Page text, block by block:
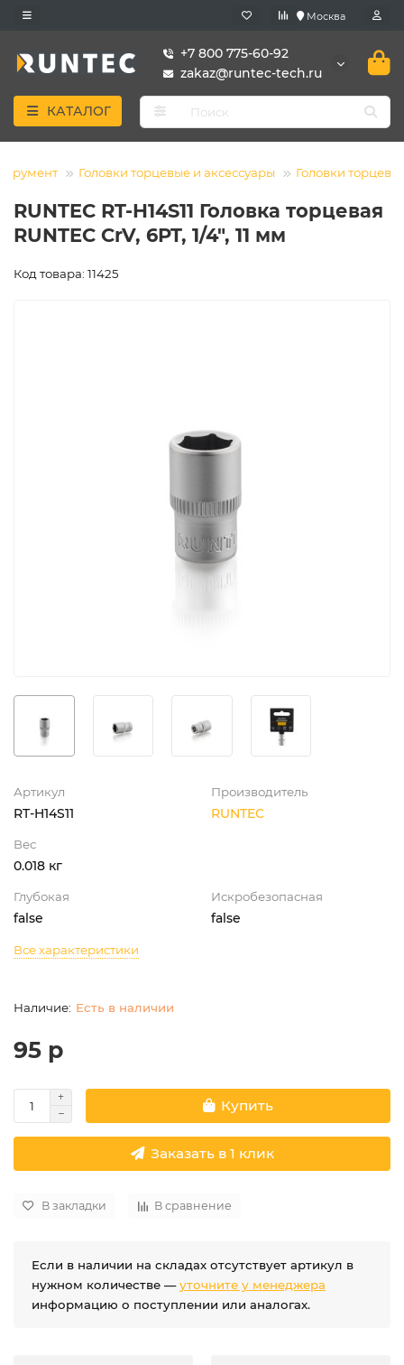
Москва
+7 800 775-60-92
zakaz@runtec-tech.ru
КАТАЛОГ
Головки торцевые и аксессуары Головки
RUNTEC RT-H14S11 Головка торцевая
RUNTEC CrV, 6PT, 1/4", 11 мм
Код товара: 11425
Артикул
RT-H14S11
Производитель
RUNTEC
Вес
0.018 кг
Глубокая
false
Искробезопасная
false
Все характеристики
Есть в наличии
95 р
Купить
Заказать в 1 клик
В закладки В сравнение
Если в наличии на складах отсутствует артикул в
нужном количестве —уточните у менеджера
информацию о поступлении или аналогах.